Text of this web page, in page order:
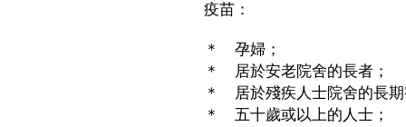
疫苗：
＊ 孕婦；
＊ 居於安老院舍的長者；
＊ 居於殘疾人士院舍的長
＊ 五十歲或以上的人士；